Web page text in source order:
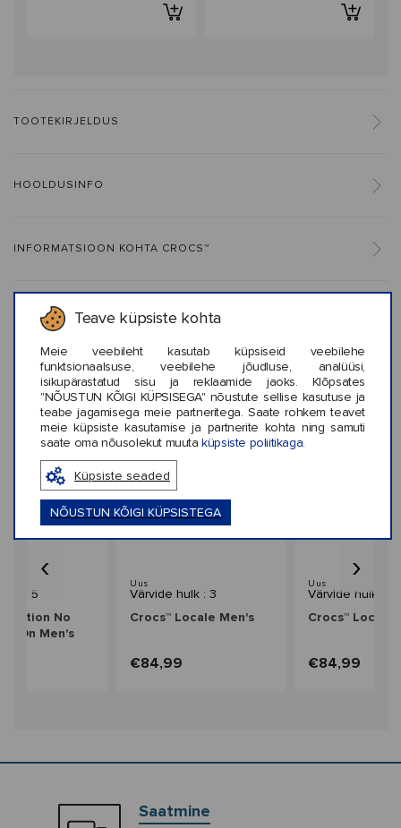
Teave küpsiste kohta
Meie veebileht kasutab küpsiseid veebilehe
funktsionaalsuse, veebilehe jõudluse, analüüsi,
isikupärastatud sisu ja reklaamide jaoks. Klõpsates
"NÕUSTUN KÕIGI KÜPSISEGA" nõustute sellise kasutuse ja
teabe jagamisega meie partneritega. Saate rohkem teavet
meie küpsiste kasutamise ja partnerite kohta ning samuti
saate oma nõusolekut muuta küpsiste poliitikaga.
Küpsiste seaded
NÕUSTUN KÕIGI KÜPSISTEGA
TOOTEKIRJELDUS
HOOLDUSINFO
INFORMATSIOON KOHTA CROCS™
KLIENTIDE ARVUSTUSED (0)
Sarnased stiilid
: 5
No
On Men's
Uus
Värvide hulk : 3
Crocs™ Locale Men's
€84,99
Uus
Värvide hulk : 3
Crocs™ Locale
€84,99
‹ ›
Saatmine